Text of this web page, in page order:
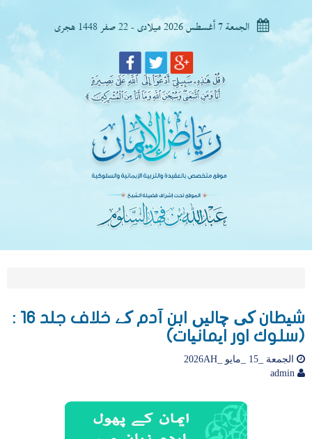
الجمعة 7 أغسطس 2026 ميلادى - 22 صفر 1448 هجرى
شیطان کی چالیں ابنِ آدم کے خلاف جلد 16 :
(سلوك اور ایمانیات)
الجمعة _15 _مايو _2026AH